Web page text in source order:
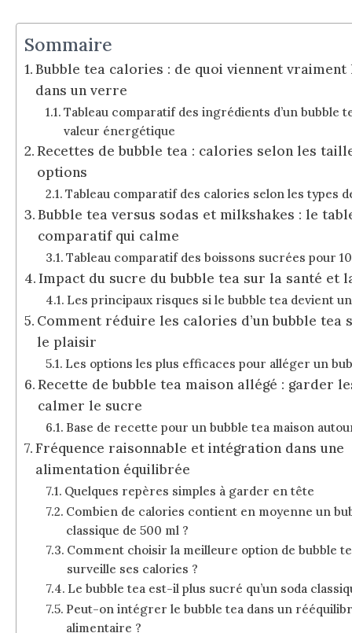
Sommaire
Bubble tea calories : de quoi viennent
dans un verre
Tableau comparatif des ingrédients d’un bubble
valeur énergétique
Recettes de bubble tea : calories selon les
options
Tableau comparatif des calories selon les types
Bubble tea versus sodas et milkshakes : le
comparatif qui calme
Tableau comparatif des boissons sucrées pour
Impact du sucre du bubble tea sur la santé et
Les principaux risques si le bubble tea devient
Comment réduire les calories d’un bubble tea
le plaisir
Les options les plus efficaces pour alléger un
Recette de bubble tea maison allégé : garder
calmer le sucre
Base de recette pour un bubble tea maison
Fréquence raisonnable et intégration dans une
alimentation équilibrée
Quelques repères simples à garder en tête
Combien de calories contient en moyenne un
classique de 500 ml ?
Comment choisir la meilleure option de bubble
surveille ses calories ?
Le bubble tea est-il plus sucré qu’un soda
Peut-on intégrer le bubble tea dans un
alimentaire ?